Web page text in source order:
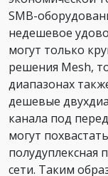
SMB-
недешевое
могут только
решения Mesh,
диапазонах
дешевые
канала под
могут
полудуплексная
сети. Таким